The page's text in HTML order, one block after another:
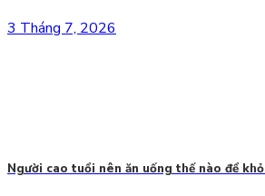
3 Tháng 7, 2026
Người cao tuổi nên ăn uống thế nào để